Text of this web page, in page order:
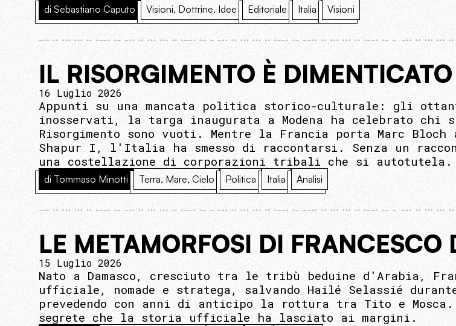
di Sebastiano Caputo Visioni, Dottrine, Idee Editoriale Italia Visioni
IL RISORGIMENTO È DIMENTICATO
16 Luglio 2026
Appunti su una mancata politica storico-culturale: gli
inosservati, la targa inaugurata a Modena ha celebrato
Risorgimento sono vuoti. Mentre la Francia porta Marc
Shapur I, l'Italia ha smesso di raccontarsi. Senza un
una costellazione di corporazioni tribali che si autotutela.
di Tommaso Minotti Terra, Mare, Cielo Politica Italia Analisi
LE METAMORFOSI DI FRANCESCO
15 Luglio 2026
Nato a Damasco, cresciuto tra le tribù beduine d'Arabia,
ufficiale, nomade e stratega, salvando Hailé Selassié
prevedendo con anni di anticipo la rottura tra Tito e
segrete che la storia ufficiale ha lasciato ai margini.